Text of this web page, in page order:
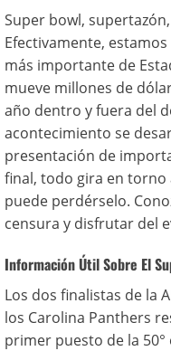
Super bowl,
Efectivamente,
más importante de
mueve millones de
año dentro y fuera del
acontecimiento se
presentación de
final, todo gira en
puede perdérselo.
censura y disfrutar del
Información Útil Sobre El
Los dos finalistas de la
los Carolina Panthers
primer puesto de la